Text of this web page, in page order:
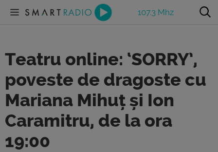
107.3 Mhz
Teatru online: ‘SORRY’,
poveste de dragoste cu
Mariana Mihuț și Ion
Caramitru, de la ora
19:00